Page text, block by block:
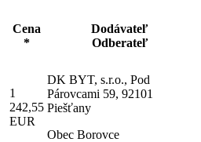
Cena
*
Dodávateľ
Odberateľ
1
242,55
EUR
DK BYT, s.r.o., Pod
Párovcami 59, 92101
Piešťany
Obec Borovce